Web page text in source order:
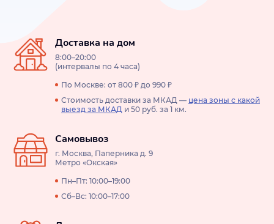
Доставка на дом
8:00–20:00
(интервалы по 4 часа)
По Москве: от 800 ₽ до 990 ₽
Стоимость доставки за МКАД — цена зоны с какой
выезд за МКАД и 50 руб. за 1 км.
Самовывоз
г. Москва, Паперника д. 9
Метро «Окская»
Пн–Пт: 10:00–19:00
Сб–Вс: 10:00–17:00